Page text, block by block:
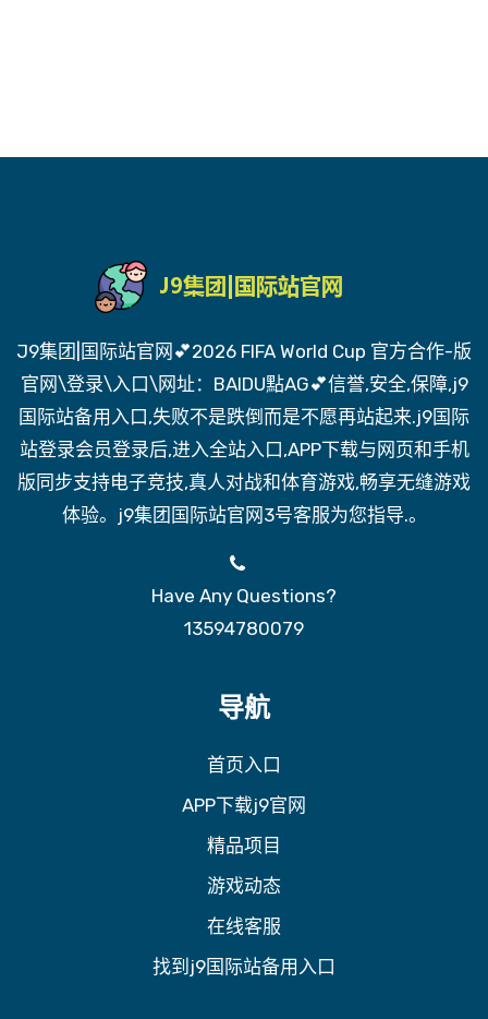
J9集团|国际站官网💕2026 FIFA World Cup 官方合作-版
官网\登录\入口\网址：BAIDU點AG💕信誉,安全,保障,j9
国际站备用入口,失败不是跌倒而是不愿再站起来.j9国际
站登录会员登录后,进入全站入口,APP下载与网页和手机
版同步支持电子竞技,真人对战和体育游戏,畅享无缝游戏
体验。j9集团国际站官网3号客服为您指导.。
Have Any Questions?
13594780079
导航
首页入口
APP下载j9官网
精品项目
游戏动态
在线客服
找到j9国际站备用入口